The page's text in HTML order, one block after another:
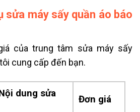
sửa máy sấy quần áo báo
của trung tâm sửa máy sấy
cung cấp đến bạn.
sửa
Đơn giá